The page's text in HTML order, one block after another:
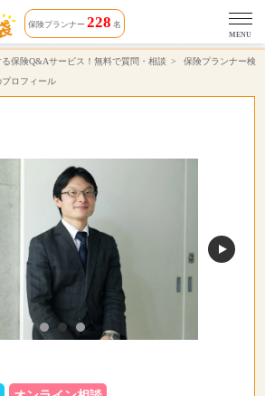
県, 茨城県, 栃木県, 群馬県, 静岡県）相談できる保険プランナーのプロフィール | ほけん知恵袋
保険プランナー 228 名
MENU
保険Q&Aサービス！無料で質問・相談
保険プランナー検
ロフィール